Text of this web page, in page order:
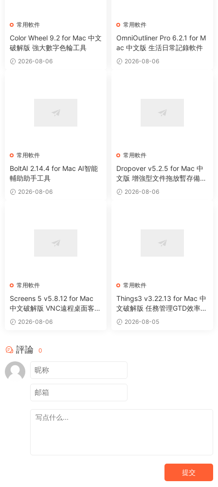
常用軟件
Color Wheel 9.2 for Mac 中文
破解版 強大數字色輪工具
2026-08-06
常用軟件
OmniOutliner Pro 6.2.1 for M
ac 中文版 生活日常記錄軟件
2026-08-06
常用軟件
BoltAI 2.14.4 for Mac AI智能
輔助助手工具
2026-08-06
常用軟件
Dropover v5.2.5 for Mac 中
文版 增強型文件拖放暫存備用
整理工具
2026-08-06
常用軟件
Screens 5 v5.8.12 for Mac
中文破解版 VNC遠程桌面客戶
端應用程序
2026-08-06
常用軟件
Things3 v3.22.13 for Mac 中
文破解版 任務管理GTD效率工
具 2026-08-05
評論 0
提交